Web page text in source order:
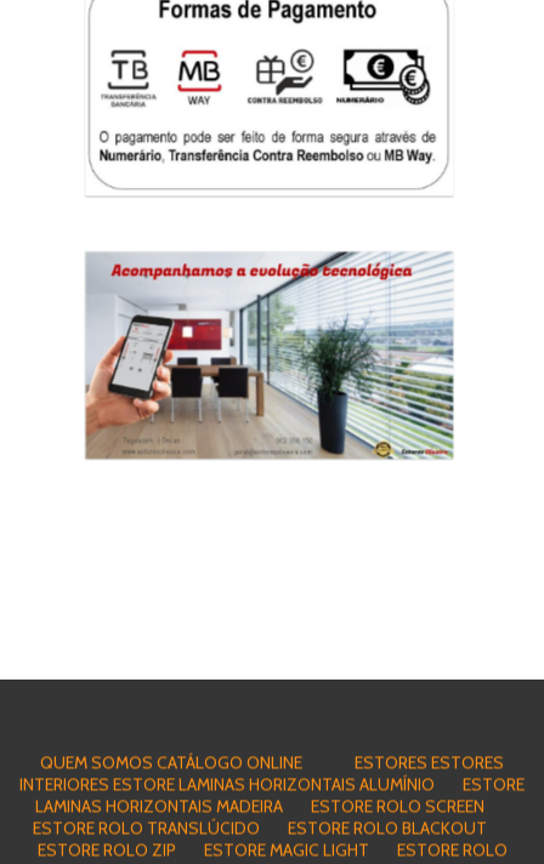
QUEM SOMOSCATÁLOGO ONLINE ESTORESESTORES
INTERIORES ESTORE LAMINAS HORIZONTAIS ALUMÍNIO
ESTORE
LAMINAS HORIZONTAIS MADEIRA
ESTORE ROLO SCREEN